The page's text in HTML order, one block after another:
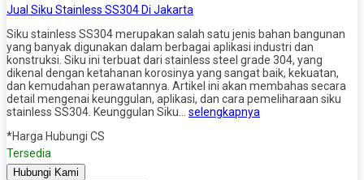
Jual Siku Stainless SS304 Di Jakarta
Siku stainless SS304 merupakan salah satu jenis bahan bangunan
yang banyak digunakan dalam berbagai aplikasi industri dan
konstruksi. Siku ini terbuat dari stainless steel grade 304, yang
dikenal dengan ketahanan korosinya yang sangat baik, kekuatan,
dan kemudahan perawatannya. Artikel ini akan membahas secara
detail mengenai keunggulan, aplikasi, dan cara pemeliharaan siku
stainless SS304. Keunggulan Siku… selengkapnya
*Harga Hubungi CS
Tersedia
Hubungi Kami